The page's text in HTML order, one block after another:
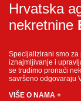
Hrvatska
nekretnine
Specijalizirani smo za
iznajmljivanje i
se trudimo pronaći
savršeno odgovaraju
VIŠE O NAMA +